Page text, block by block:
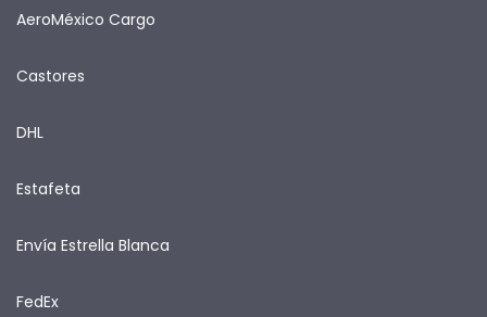
AeroMéxico Cargo
Castores
DHL
Estafeta
Envía Estrella Blanca
FedEx